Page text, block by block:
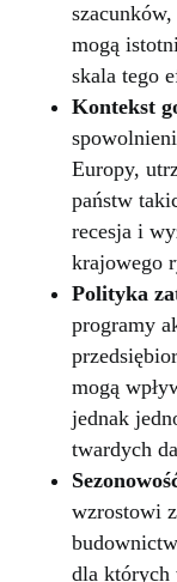
mogą
skala tego
Kontekst
Europy,
państw
recesja i
krajowego
Polityka
programy
mogą
jednak
twardych
wzrostowi
dla których